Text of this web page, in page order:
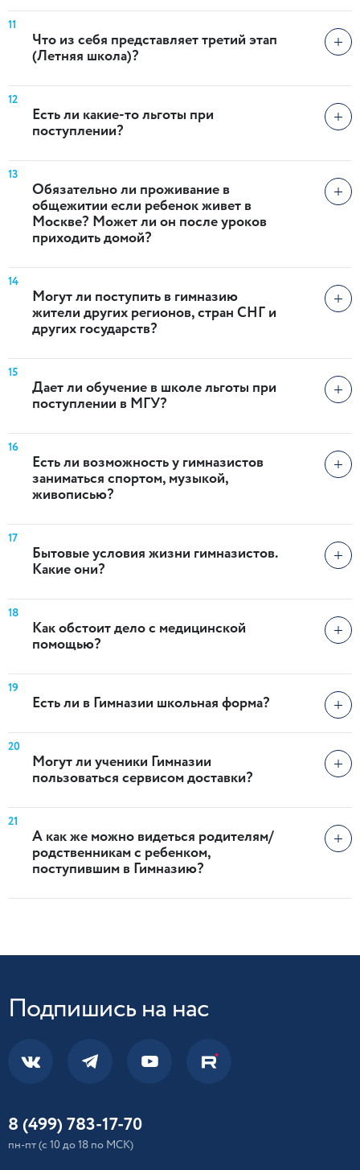
11
Что из себя представляет третий этап
(Летняя школа)?
12
Есть ли какие-то льготы при
поступлении?
13
Обязательно ли проживание в
общежитии если ребенок живет в
Москве? Может ли он после уроков
приходить домой?
14
Могут ли поступить в гимназию
жители других регионов, стран СНГ и
других государств?
15
Дает ли обучение в школе льготы при
поступлении в МГУ?
16
Есть ли возможность у гимназистов
заниматься спортом, музыкой,
живописью?
17
Бытовые условия жизни гимназистов.
Какие они?
18
Как обстоит дело с медицинской
помощью?
19
Есть ли в Гимназии школьная форма?
20
Могут ли ученики Гимназии
пользоваться сервисом доставки?
21
А как же можно видеться родителям/
родственникам с ребенком,
поступившим в Гимназию?
Подпишись на нас
8 (499) 783-17-70
пн-пт (с 10 до 18 по МСК)